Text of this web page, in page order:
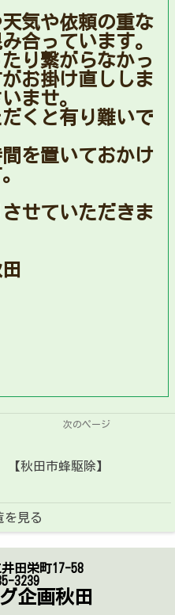
気や依頼の重な
合っています。
り繋がらなかっ
お掛け直ししま
ませ。
くと有り難いで
を置いておかけ
せていただきま
次のページ
【秋田市蜂駆除】
を見る
田栄町17-58
3239
企画秋田